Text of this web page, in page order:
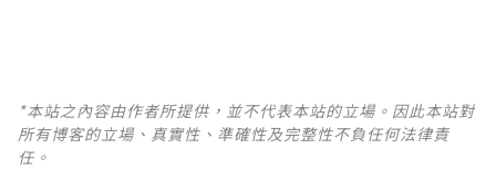
*本站之內容由作者所提供，並不代表本站的立場。因此本站對
所有博客的立場、真實性、準確性及完整性不負任何法律責
任。